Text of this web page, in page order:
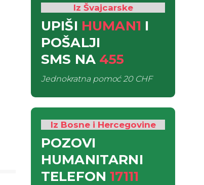
Iz Švajcarske
UPIŠI HUMAN1 I
POŠALJI
SMS NA 455
Jednokratna pomoć20 CHF
Iz Bosne i Hercegovine
POZOVI
HUMANITARNI
TELEFON 17111